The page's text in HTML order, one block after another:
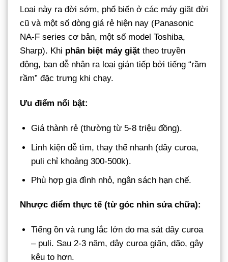
Loại này ra đời sớm, phổ biến ở các máy giặt đời
cũ và một số dòng giá rẻ hiện nay (Panasonic
NA-F series cơ bản, một số model Toshiba,
Sharp). Khi phân biệt máy giặt theo truyền
động, bạn dễ nhận ra loại gián tiếp bởi tiếng “rầm
rầm” đặc trưng khi chạy.
Ưu điểm nổi bật:
Giá thành rẻ (thường từ 5-8 triệu đồng).
Linh kiện dễ tìm, thay thế nhanh (dây curoa,
puli chỉ khoảng 300-500k).
Phù hợp gia đình nhỏ, ngân sách hạn chế.
Nhược điểm thực tế (từ góc nhìn sửa chữa):
Tiếng ồn và rung lắc lớn do ma sát dây curoa
– puli. Sau 2-3 năm, dây curoa giãn, dão, gây
kêu to hơn.